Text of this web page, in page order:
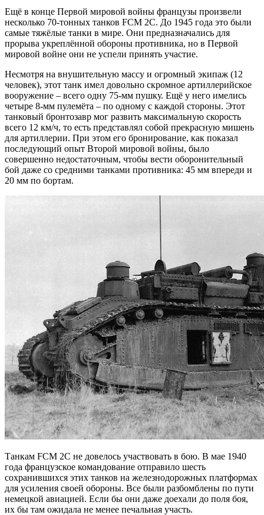
Ещё в конце Первой мировой войны французы произвели
несколько 70-тонных танков FCM 2C. До 1945 года это были
самые тяжёлые танки в мире. Они предназначались для
прорыва укреплённой обороны противника, но в Первой
мировой войне они не успели принять участие.
Несмотря на внушительную массу и огромный экипаж (12
человек), этот танк имел довольно скромное артиллерийское
вооружение – всего одну 75-мм пушку. Ещё у него имелись
четыре 8-мм пулемёта – по одному с каждой стороны. Этот
танковый бронтозавр мог развить максимальную скорость
всего 12 км/ч, то есть представлял собой прекрасную мишень
для артиллерии. При этом его бронирование, как показал
последующий опыт Второй мировой войны, было
совершенно недостаточным, чтобы вести оборонительный
бой даже со средними танками противника: 45 мм впереди и
20 мм по бортам.
Танкам FCM 2C не довелось участвовать в бою. В мае 1940
года французское командование отправило шесть
сохранившихся этих танков на железнодорожных платформах
для усиления своей обороны. Все были разбомблены по пути
немецкой авиацией. Если бы они даже доехали до поля боя,
их бы там ожидала не менее печальная участь.